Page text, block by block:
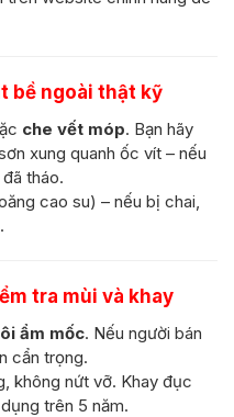
bề ngoài thật kỹ
che vết móp. Bạn hãy
xung quanh ốc vít – nếu
tháo.
cao su) – nếu bị chai,
tra mùi và khay
ẩm mốc. Nếu người bán
cẩn trọng.
không nứt vỡ. Khay đục
trên 5 năm.